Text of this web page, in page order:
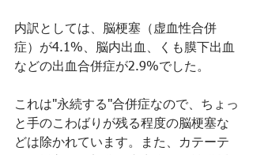
内訳としては、脳梗塞（虚血性合併
症）が4.1%、脳内出血、くも膜下出血
などの出血合併症が2.9%でした。
これは"永続する"合併症なので、ちょっ
と手のこわばりが残る程度の脳梗塞な
どは除かれています。また、カテーテ